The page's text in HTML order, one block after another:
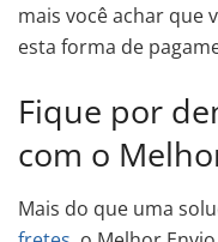
mais você achar que
esta forma de
Fique por
com o
Mais do que uma